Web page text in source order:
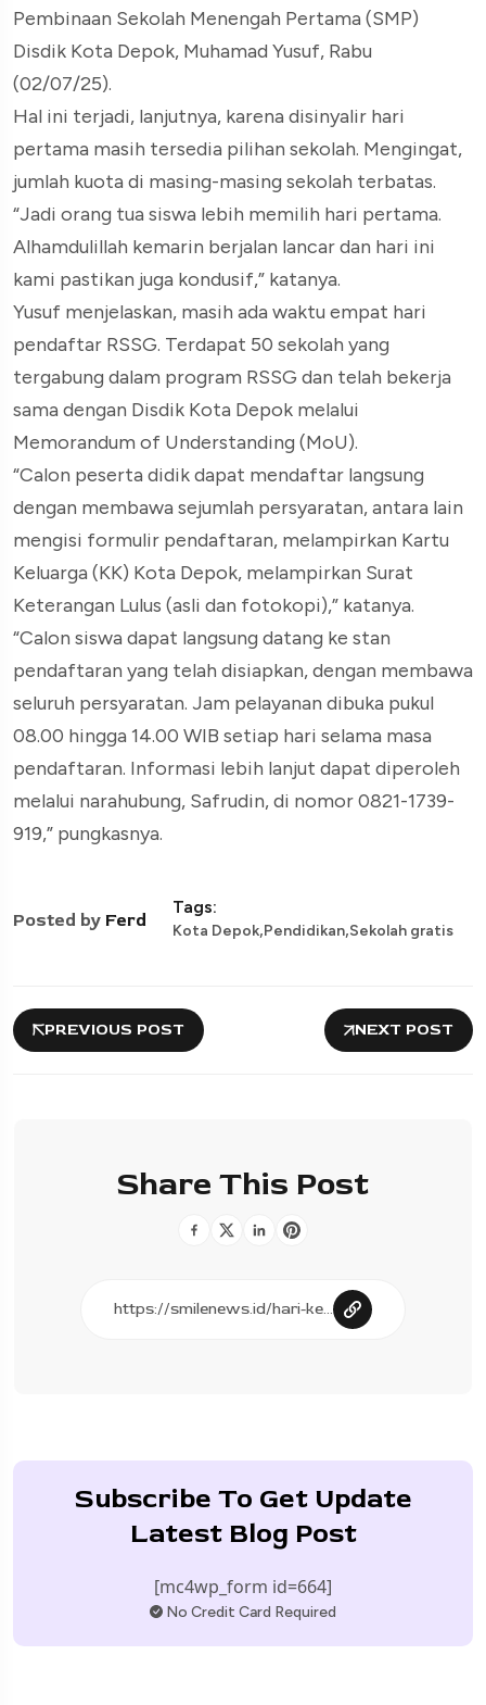
Pembinaan Sekolah Menengah Pertama (SMP)
Disdik Kota Depok, Muhamad Yusuf, Rabu
(02/07/25).
Hal ini terjadi, lanjutnya, karena disinyalir hari
pertama masih tersedia pilihan sekolah. Mengingat,
jumlah kuota di masing-masing sekolah terbatas.
“Jadi orang tua siswa lebih memilih hari pertama.
Alhamdulillah kemarin berjalan lancar dan hari ini
kami pastikan juga kondusif,” katanya.
Yusuf menjelaskan, masih ada waktu empat hari
pendaftar RSSG. Terdapat 50 sekolah yang
tergabung dalam program RSSG dan telah bekerja
sama dengan Disdik Kota Depok melalui
Memorandum of Understanding (MoU).
“Calon peserta didik dapat mendaftar langsung
dengan membawa sejumlah persyaratan, antara lain
mengisi formulir pendaftaran, melampirkan Kartu
Keluarga (KK) Kota Depok, melampirkan Surat
Keterangan Lulus (asli dan fotokopi),” katanya.
“Calon siswa dapat langsung datang ke stan
pendaftaran yang telah disiapkan, dengan membawa
seluruh persyaratan. Jam pelayanan dibuka pukul
08.00 hingga 14.00 WIB setiap hari selama masa
pendaftaran. Informasi lebih lanjut dapat diperoleh
melalui narahubung, Safrudin, di nomor 0821-1739-
919,” pungkasnya.
Posted by Ferd
Tags:
Kota Depok,Pendidikan,Sekolah gratis
PREVIOUS POST NEXT POST
Share This Post
Subscribe To Get Update
Latest Blog Post
[mc4wp_form id=664]
No Credit Card Required